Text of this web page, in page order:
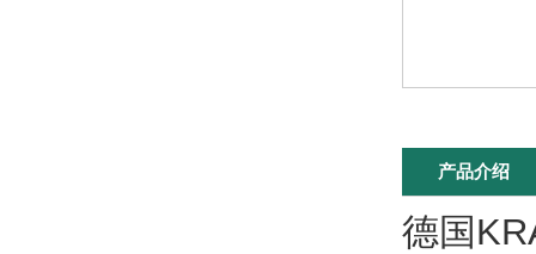
产品介绍
德国